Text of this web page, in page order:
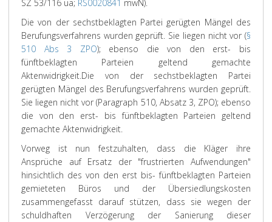
SZ 53/116 ua; RS0020841 mwN).
Die von der sechstbeklagten Partei gerügten Mängel des
Berufungsverfahrens wurden geprüft. Sie liegen nicht vor (§
510 Abs 3 ZPO); ebenso die von den erst- bis
fünftbeklagten Parteien geltend gemachte
Aktenwidrigkeit.Die von der sechstbeklagten Partei
gerügten Mängel des Berufungsverfahrens wurden geprüft.
Sie liegen nicht vor (Paragraph 510, Absatz 3, ZPO); ebenso
die von den erst- bis fünftbeklagten Parteien geltend
gemachte Aktenwidrigkeit.
Vorweg ist nun festzuhalten, dass die Kläger ihre
Ansprüche auf Ersatz der "frustrierten Aufwendungen"
hinsichtlich des von den erst bis- fünftbeklagten Parteien
gemieteten Büros und der Übersiedlungskosten
zusammengefasst darauf stützen, dass sie wegen der
schuldhaften Verzögerung der Sanierung dieser